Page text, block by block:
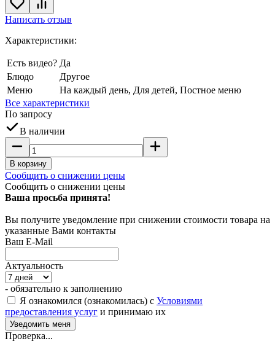
Написать отзыв
Характеристики:
Есть видео? Да
Блюдо
Другое
Меню
На каждый день, Для детей, Постное меню
Все характеристики
По запросу
В наличии
В корзину
Сообщить о снижении цены
Сообщить о снижении цены
Ваша просьба принята!
Вы получите уведомление при снижении стоимости товара на
указанные Вами контакты
Ваш E-Mail
Актуальность
- обязательно к заполнению
Я ознакомился (ознакомилась) с Условиями
предоставления услуг и принимаю их
Проверка...